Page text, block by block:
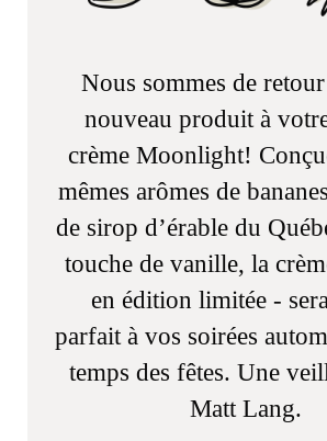
Nous sommes de
nouveau produit à
crème Moonlight!
mêmes arômes de
de sirop d’érable du
touche de vanille, la
en édition limitée -
parfait à vos soirées
temps des fêtes. Une
Matt Lang.